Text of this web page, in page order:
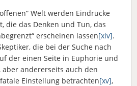
Welt werden Eindrücke
die das Denken und Tun, das
erscheinen lassen[xiv].
die bei der Suche nach
der einen Seite in Euphorie und
aber andererseits auch den
Einstellung betrachten[xv],